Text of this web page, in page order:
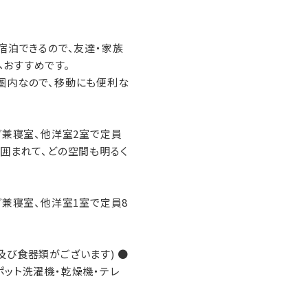
できるので、友達・家族
すすめです。
なので、移動にも便利な
寝室、他洋室2室で定員
まれて、どの空間も明るく
寝室、他洋室1室で定員8
び食器類がございます) ●
ト洗濯機・乾燥機・テレ